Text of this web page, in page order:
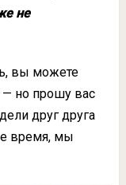
не
вы можете
— но прошу вас
друг друга
время, мы